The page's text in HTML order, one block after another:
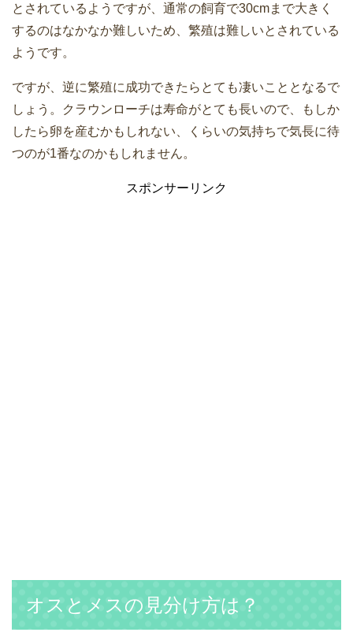
とされているようですが、通常の飼育で30cmまで大きく
するのはなかなか難しいため、繁殖は難しいとされている
ようです。
ですが、逆に繁殖に成功できたらとても凄いこととなるで
しょう。クラウンローチは寿命がとても長いので、もしか
したら卵を産むかもしれない、くらいの気持ちで気長に待
つのが1番なのかもしれません。
スポンサーリンク
オスとメスの見分け方は？